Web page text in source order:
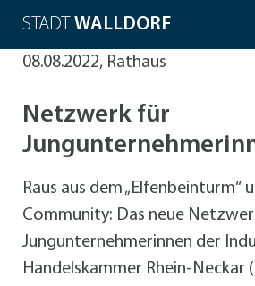
STADT WALLDORF
08.08.2022, Rathaus
Netzwerk für
Raus aus dem „Elfenbeinturm“
Community: Das neue
Jungunternehmerinnen der
Handelskammer Rhein-Neckar